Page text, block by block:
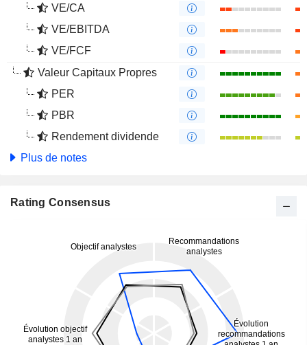
VE/CA
VE/EBITDA
VE/FCF
Valeur Capitaux Propres
PER
PBR
Rendement dividende
Plus de notes
Rating Consensus